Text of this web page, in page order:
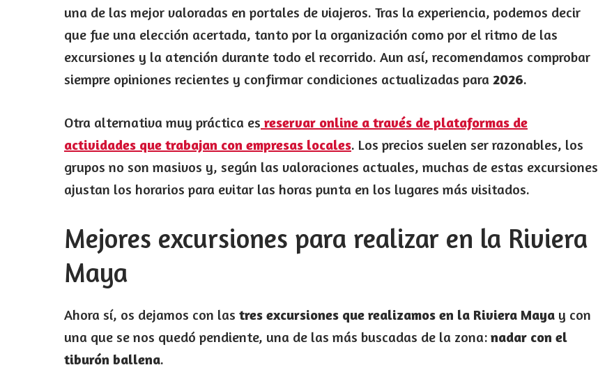
una de las mejor valoradas en portales de viajeros. Tras la experiencia, podemos decir
que fue una elección acertada, tanto por la organización como por el ritmo de las
excursiones y la atención durante todo el recorrido. Aun así, recomendamos comprobar
siempre opiniones recientes y confirmar condiciones actualizadas para 2026.
Otra alternativa muy práctica es reservar online a través de plataformas de
actividades que trabajan con empresas locales. Los precios suelen ser razonables, los
grupos no son masivos y, según las valoraciones actuales, muchas de estas excursiones
ajustan los horarios para evitar las horas punta en los lugares más visitados.
Mejores excursiones para realizar en la Riviera
Maya
Ahora sí, os dejamos con las tres excursiones que realizamos en la Riviera Maya y con
una que se nos quedó pendiente, una de las más buscadas de la zona: nadar con el
tiburón ballena.